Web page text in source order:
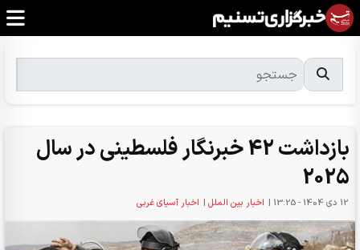
بازداشت 42 خبرنگار فلسطینی در سال
2025
12 دی 1404 - 13:25 | اخبار بین الملل | اخبار آسیای غربی